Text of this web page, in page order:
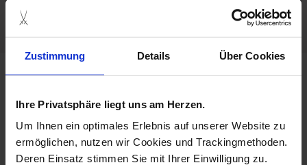
Zustimmung Details Über Cookies
Ihre Privatsphäre liegt uns am Herzen.
Um Ihnen ein optimales Erlebnis auf unserer Website zu
ermöglichen, nutzen wir Cookies und Trackingmethoden.
Deren Einsatz stimmen Sie mit Ihrer Einwilligung zu.